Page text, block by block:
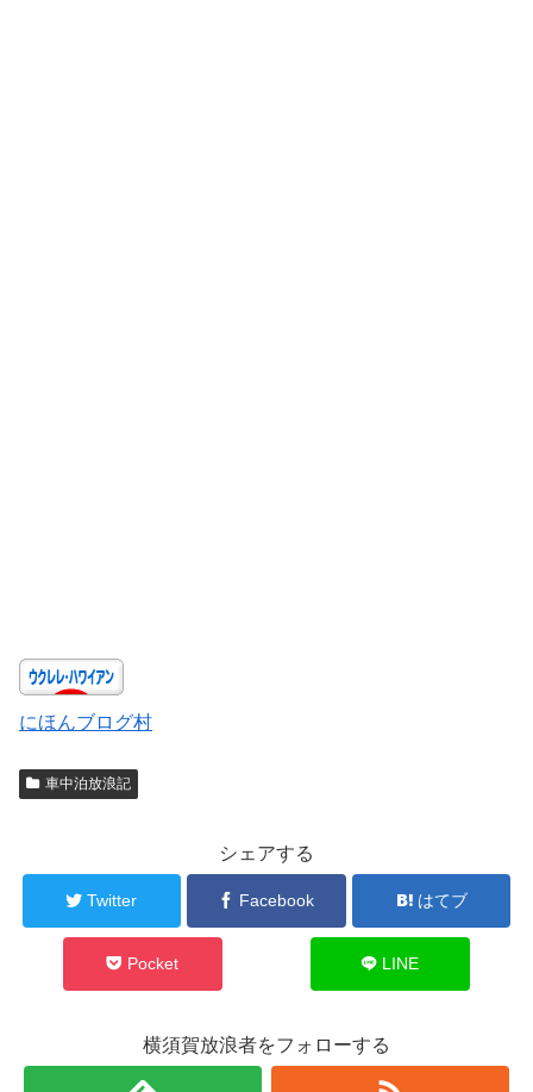
にほんブログ村
車中泊放浪記
シェアする
Twitter Facebook はてブ
Pocket LINE
横須賀放浪者をフォローする